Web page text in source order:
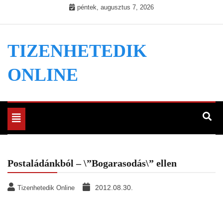
péntek, augusztus 7, 2026
TIZENHETEDIK
ONLINE
Toggle
navigation
Postaládánkból – \”Bogarasodás\” ellen
Tizenhetedik Online 2012.08.30.